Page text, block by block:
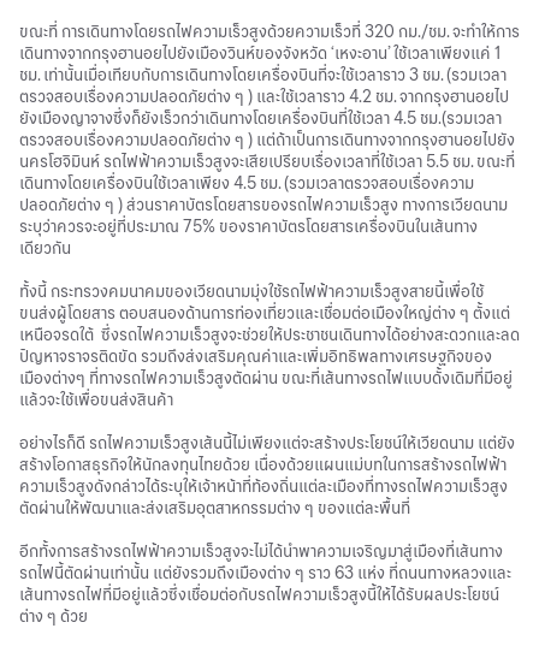
ขณะที่ การเดินทางโดยรถไฟความเร็วสูงด้วยความเร็วที่ 320 กม./ชม. จะทำให้การ
เดินทางจากกรุงฮานอยไปยังเมืองวินห์ของจังหวัด ‘เหงะอาน’ ใช้เวลาเพียงแค่ 1
ชม. เท่านั้นเมื่อเทียบกับการเดินทางโดยเครื่องบินที่จะใช้เวลาราว 3 ชม. (รวมเวลา
ตรวจสอบเรื่องความปลอดภัยต่าง ๆ ) และใช้เวลาราว 4.2 ชม. จากกรุงฮานอยไป
ยังเมืองญาจางซึ่งก็ยังเร็วกว่าเดินทางโดยเครื่องบินที่ใช้เวลา 4.5 ชม.(รวมเวลา
ตรวจสอบเรื่องความปลอดภัยต่าง ๆ ) แต่ถ้าเป็นการเดินทางจากกรุงฮานอยไปยัง
นครโฮจิมินห์ รถไฟฟ้าความเร็วสูงจะเสียเปรียบเรื่องเวลาที่ใช้เวลา 5.5 ชม. ขณะที่
เดินทางโดยเครื่องบินใช้เวลาเพียง 4.5 ชม. (รวมเวลาตรวจสอบเรื่องความ
ปลอดภัยต่าง ๆ ) ส่วนราคาบัตรโดยสารของรถไฟความเร็วสูง ทางการเวียดนาม
ระบุว่าควรจะอยู่ที่ประมาณ 75% ของราคาบัตรโดยสารเครื่องบินในเส้นทาง
เดียวกัน
ทั้งนี้ กระทรวงคมนาคมของเวียดนามมุ่งใช้รถไฟฟ้าความเร็วสูงสายนี้เพื่อใช้
ขนส่งผู้โดยสาร ตอบสนองด้านการท่องเที่ยวและเชื่อมต่อเมืองใหญ่ต่าง ๆ ตั้งแต่
เหนือจรดใต้ ซึ่งรถไฟความเร็วสูงจะช่วยให้ประชาชนเดินทางได้อย่างสะดวกและลด
ปัญหาจราจรติดขัด รวมถึงส่งเสริมคุณค่าและเพิ่มอิทธิพลทางเศรษฐกิจของ
เมืองต่างๆ ที่ทางรถไฟความเร็วสูงตัดผ่าน ขณะที่เส้นทางรถไฟแบบดั้งเดิมที่มีอยู่
แล้วจะใช้เพื่อขนส่งสินค้า
อย่างไรก็ดี รถไฟความเร็วสูงเส้นนี้ไม่เพียงแต่จะสร้างประโยชน์ให้เวียดนาม แต่ยัง
สร้างโอกาสธุรกิจให้นักลงทุนไทยด้วย เนื่องด้วยแผนแม่บทในการสร้างรถไฟฟ้า
ความเร็วสูงดังกล่าวได้ระบุให้เจ้าหน้าที่ท้องถิ่นแต่ละเมืองที่ทางรถไฟความเร็วสูง
ตัดผ่านให้พัฒนาและส่งเสริมอุตสาหกรรมต่าง ๆ ของแต่ละพื้นที่
อีกทั้งการสร้างรถไฟฟ้าความเร็วสูงจะไม่ได้นำพาความเจริญมาสู่เมืองที่เส้นทาง
รถไฟนี้ตัดผ่านเท่านั้น แต่ยังรวมถึงเมืองต่าง ๆ ราว 63 แห่ง ที่ถนนทางหลวงและ
เส้นทางรถไฟที่มีอยู่แล้วซึ่งเชื่อมต่อกับรถไฟความเร็วสูงนี้ให้ได้รับผลประโยชน์
ต่าง ๆ ด้วย